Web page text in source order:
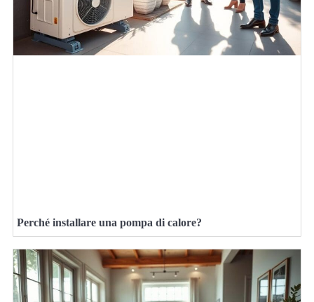
Perché installare una pompa di calore?